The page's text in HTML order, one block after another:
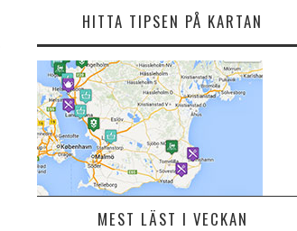
HITTA TIPSEN PÅ KARTAN
MEST LÄST I VECKAN